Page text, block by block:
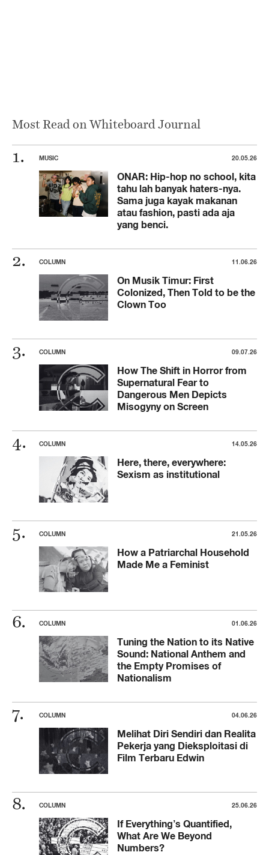
Most Read on Whiteboard Journal
MUSIC 20.05.26
ONAR: Hip-hop no school, kita
tahu lah banyak haters-nya.
Sama juga kayak makanan
atau fashion, pasti ada aja
yang benci.
COLUMN 11.06.26
On Musik Timur: First
Colonized, Then Told to be the
Clown Too
COLUMN 09.07.26
How The Shift in Horror from
Supernatural Fear to
Dangerous Men Depicts
Misogyny on Screen
COLUMN 14.05.26
Here, there, everywhere:
Sexism as institutional
COLUMN 21.05.26
How a Patriarchal Household
Made Me a Feminist
COLUMN 01.06.26
Tuning the Nation to its Native
Sound: National Anthem and
the Empty Promises of
Nationalism
COLUMN 04.06.26
Melihat Diri Sendiri dan Realita
Pekerja yang Dieksploitasi di
Film Terbaru Edwin
COLUMN 25.06.26
If Everything’s Quantified,
What Are We Beyond
Numbers?